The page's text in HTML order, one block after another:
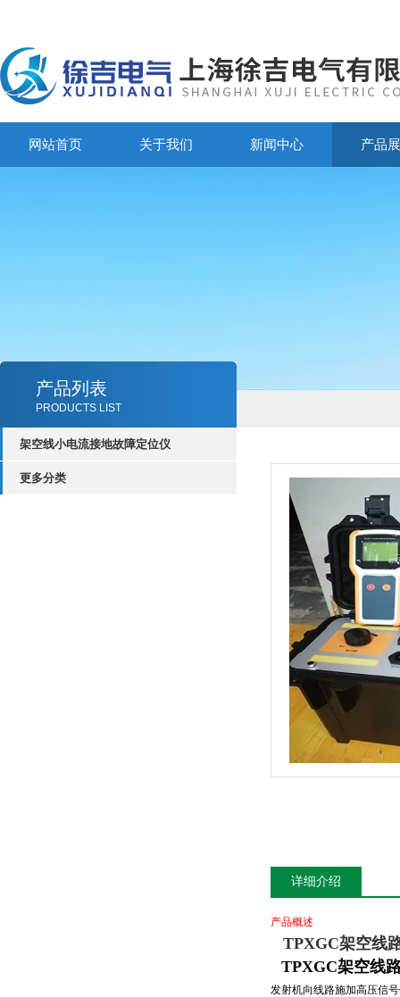
网站首页 关于我们 新闻中心 产品
产品列表
PRODUCTS LIST
架空线小电流接地故障定位仪
更多分类
详细介绍
产品概述
TPXGC架空线
TPXGC架空线
发射机向线路施加高压信